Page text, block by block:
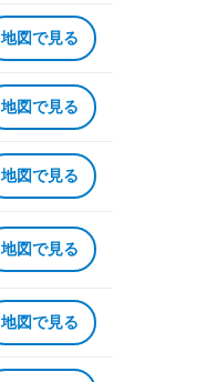
地図で見る
地図で見る
地図で見る
地図で見る
地図で見る